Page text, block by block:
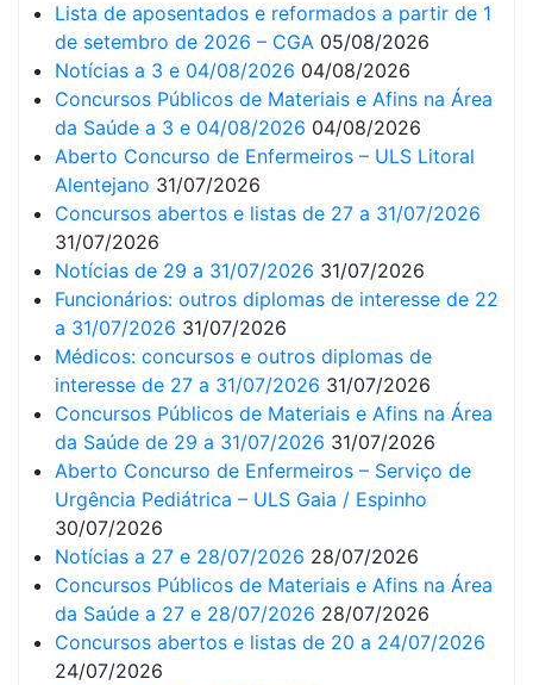
Lista de aposentados e reformados a partir de 1
de setembro de 2026 – CGA 05/08/2026
Notícias a 3 e 04/08/2026 04/08/2026
Concursos Públicos de Materiais e Afins na Área
da Saúde a 3 e 04/08/2026 04/08/2026
Aberto Concurso de Enfermeiros – ULS Litoral
Alentejano 31/07/2026
Concursos abertos e listas de 27 a 31/07/2026
31/07/2026
Notícias de 29 a 31/07/2026 31/07/2026
Funcionários: outros diplomas de interesse de 22
a 31/07/2026 31/07/2026
Médicos: concursos e outros diplomas de
interesse de 27 a 31/07/2026 31/07/2026
Concursos Públicos de Materiais e Afins na Área
da Saúde de 29 a 31/07/2026 31/07/2026
Aberto Concurso de Enfermeiros – Serviço de
Urgência Pediátrica – ULS Gaia / Espinho
30/07/2026
Notícias a 27 e 28/07/2026 28/07/2026
Concursos Públicos de Materiais e Afins na Área
da Saúde a 27 e 28/07/2026 28/07/2026
Concursos abertos e listas de 20 a 24/07/2026
24/07/2026